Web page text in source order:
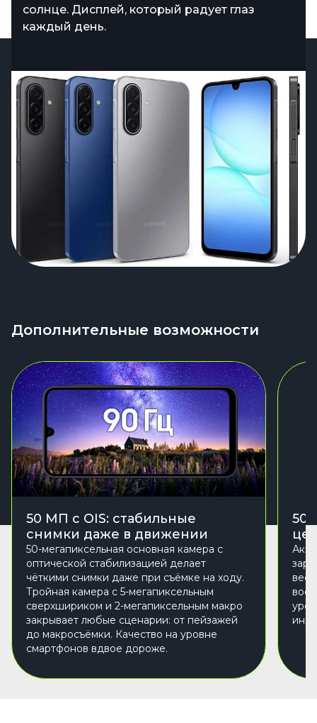
солнце. Дисплей, который радует глаз
каждый день.
Дополнительные возможности
50 МП с OIS: стабильные
снимки даже в движении
50-мегапиксельная основная камера с
оптической стабилизацией делает
чёткими снимки даже при съёмке на ходу.
Тройная камера с 5-мегапиксельным
сверхшириком и 2-мегапиксельным макро
закрывает любые сценарии: от пейзажей
до макросъёмки. Качество на уровне
смартфонов вдвое дороже.